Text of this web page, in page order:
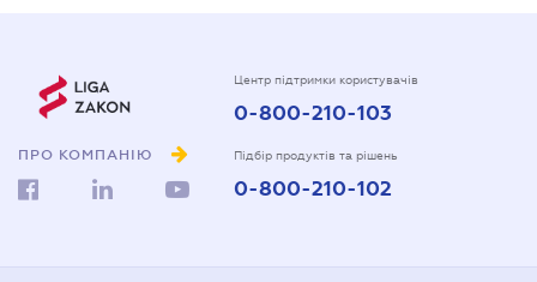
ПРО КОМПАНІЮ
Центр підтримки користувачів
0-800-210-103
Підбір продуктів та рішень
0-800-210-102